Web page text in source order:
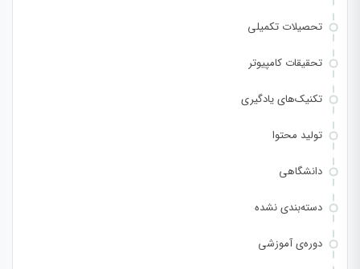
تحصیلات تکمیلی
تحقیقات کامپیوتر
تکنیک‌های یادگیری
تولید محتوا
دانشگاهی
دسته‌بندی نشده
دوره‌ی آموزشی